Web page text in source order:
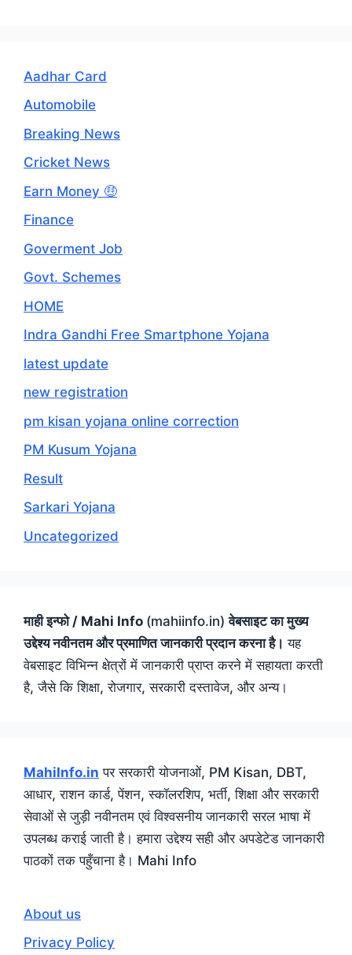
Aadhar Card
Automobile
Breaking News
Cricket News
Earn Money 🤑
Finance
Goverment Job
Govt. Schemes
HOME
Indra Gandhi Free Smartphone Yojana
latest update
new registration
pm kisan yojana online correction
PM Kusum Yojana
Result
Sarkari Yojana
Uncategorized
माही इन्फो / Mahi Info (mahiinfo.in)वेबसाइट का मुख्य
उद्देश्य नवीनतम और प्रमाणित जानकारी प्रदान करना है। यह
वेबसाइट विभिन्न क्षेत्रों में जानकारी प्राप्त करने में सहायता करती
है, जैसे कि शिक्षा, रोजगार, सरकारी दस्तावेज, और अन्य।
MahiInfo.in पर सरकारी योजनाओं, PM Kisan, DBT,
आधार, राशन कार्ड, पेंशन, स्कॉलरशिप, भर्ती, शिक्षा और सरकारी
सेवाओं से जुड़ी नवीनतम एवं विश्वसनीय जानकारी सरल भाषा में
उपलब्ध कराई जाती है। हमारा उद्देश्य सही और अपडेटेड जानकारी
पाठकों तक पहुँचाना है। Mahi Info
About us
Privacy Policy